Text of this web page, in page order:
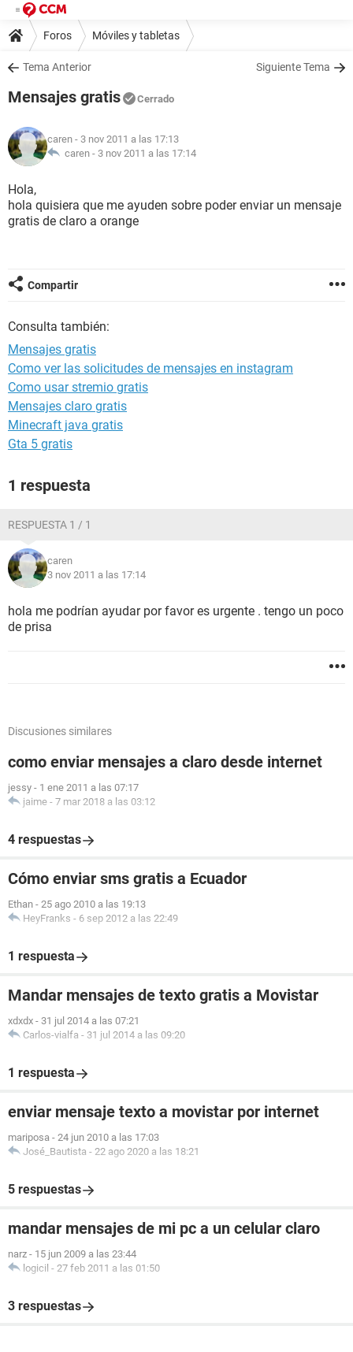
Foros Móviles y tabletas
Tema Anterior Siguiente Tema
Mensajes gratis Cerrado
caren - 3 nov 2011 a las 17:13
caren - 3 nov 2011 a las 17:14
Hola,
hola quisiera que me ayuden sobre poder enviar un mensaje
gratis de claro a orange
Compartir
Consulta también:
Mensajes gratis
Como ver las solicitudes de mensajes en instagram
Como usar stremio gratis
Mensajes claro gratis
Minecraft java gratis
Gta 5 gratis
1 respuesta
RESPUESTA 1 / 1
caren
3 nov 2011 a las 17:14
hola me podrían ayudar por favor es urgente . tengo un poco
de prisa
Discusiones similares
como enviar mensajes a claro desde internet
jessy - 1 ene 2011 a las 07:17
jaime - 7 mar 2018 a las 03:12
4 respuestas
Cómo enviar sms gratis a Ecuador
Ethan - 25 ago 2010 a las 19:13
HeyFranks - 6 sep 2012 a las 22:49
1 respuesta
Mandar mensajes de texto gratis a Movistar
xdxdx - 31 jul 2014 a las 07:21
Carlos-vialfa - 31 jul 2014 a las 09:20
1 respuesta
enviar mensaje texto a movistar por internet
mariposa - 24 jun 2010 a las 17:03
José_Bautista - 22 ago 2020 a las 18:21
5 respuestas
mandar mensajes de mi pc a un celular claro
narz - 15 jun 2009 a las 23:44
logicil - 27 feb 2011 a las 01:50
3 respuestas